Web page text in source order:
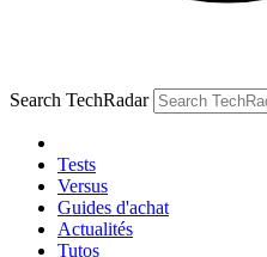
Search TechRadar
Tests
Versus
Guides d'achat
Actualités
Tutos